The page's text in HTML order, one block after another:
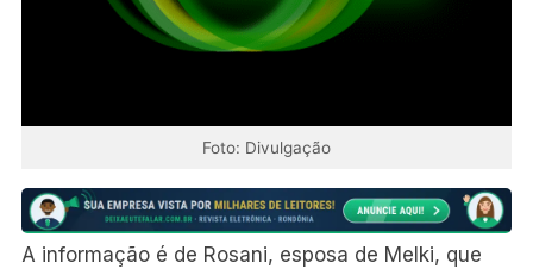
Foto: Divulgação
A informação é de Rosani, esposa de Melki, que